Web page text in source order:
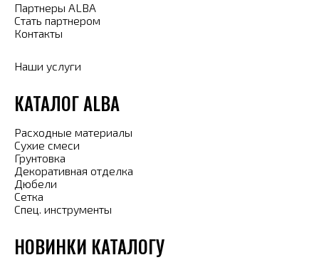
Партнеры ALBA
Стать партнером
Контакты
Наши услуги
КАТАЛОГ ALBA
Расходные материалы
Сухие смеси
Грунтовка
Декоративная отделка
Дюбели
Сетка
Спец. инструменты
НОВИНКИ КАТАЛОГУ